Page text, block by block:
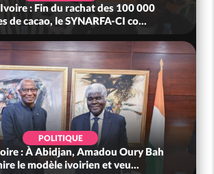
: Fin du rachat des 100 000
de cacao, le SYNARFA-CI co...
POLITIQUE
: À Abidjan, Amadou Oury Bah
le modèle ivoirien et veu...